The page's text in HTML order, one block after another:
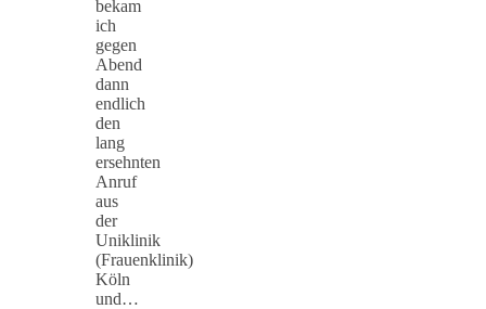
bekam
ich
gegen
Abend
dann
endlich
den
lang
ersehnten
Anruf
aus
der
Uniklinik
(Frauenklinik)
Köln
und…